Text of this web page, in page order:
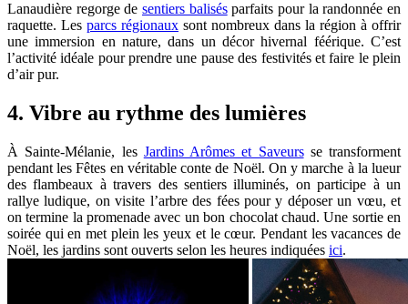
Lanaudière regorge de sentiers balisésparfaits pour la randonnée en
raquette. Les parcs régionaux sont nombreux dans la région à offrir
une immersion en nature, dans un décor hivernal féérique. C’est
l’activité idéale pour prendre une pause des festivités et faire le plein
d’air pur.
4. Vibre au rythme des lumières
À Sainte-Mélanie, les Jardins Arômes et Saveursse transforment
pendant les Fêtes en véritable conte de Noël. On y marche à la lueur
des flambeaux à travers des sentiers illuminés, on participe à un
rallye ludique, on visite l’arbre des fées pour y déposer un vœu, et
on termine la promenade avec un bon chocolat chaud. Une sortie en
soirée qui en met plein les yeux et le cœur. Pendant les vacances de
Noël, les jardins sont ouverts selon les heures indiquées ici.